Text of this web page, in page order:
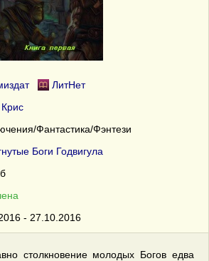
ЛитНет
Фантастика/Фэнтези
Боги Годвигула
- 27.10.2016
столкновение молодых Богов едва